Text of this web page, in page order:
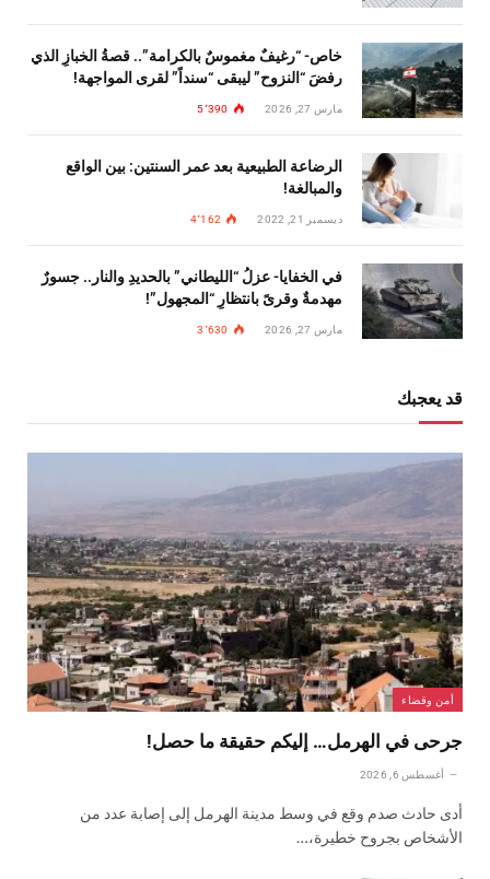
خاص- “رغيفٌ مغموسٌ بالكرامة”.. قصةُ الخبازِ الذي
رفضَ “النزوح” ليبقى “سنداً” لقرى المواجهة!
مارس 27, 2026 5٬390
الرضاعة الطبيعية بعد عمر السنتين: بين الواقع
والمبالغة!
ديسمبر 21, 2022 4٬162
في الخفايا- عزلُ “الليطاني” بالحديدِ والنار.. جسورٌ
مهدمةٌ وقرىً بانتظارِ “المجهول”!
مارس 27, 2026 3٬630
قد يعجبك
أمن وقضاء
جرحى في الهرمل… إليكم حقيقة ما حصل!
أغسطس 6, 2026
أدى حادث صدم وقع في وسط مدينة الهرمل إلى إصابة عدد من
الأشخاص بجروح خطيرة،…